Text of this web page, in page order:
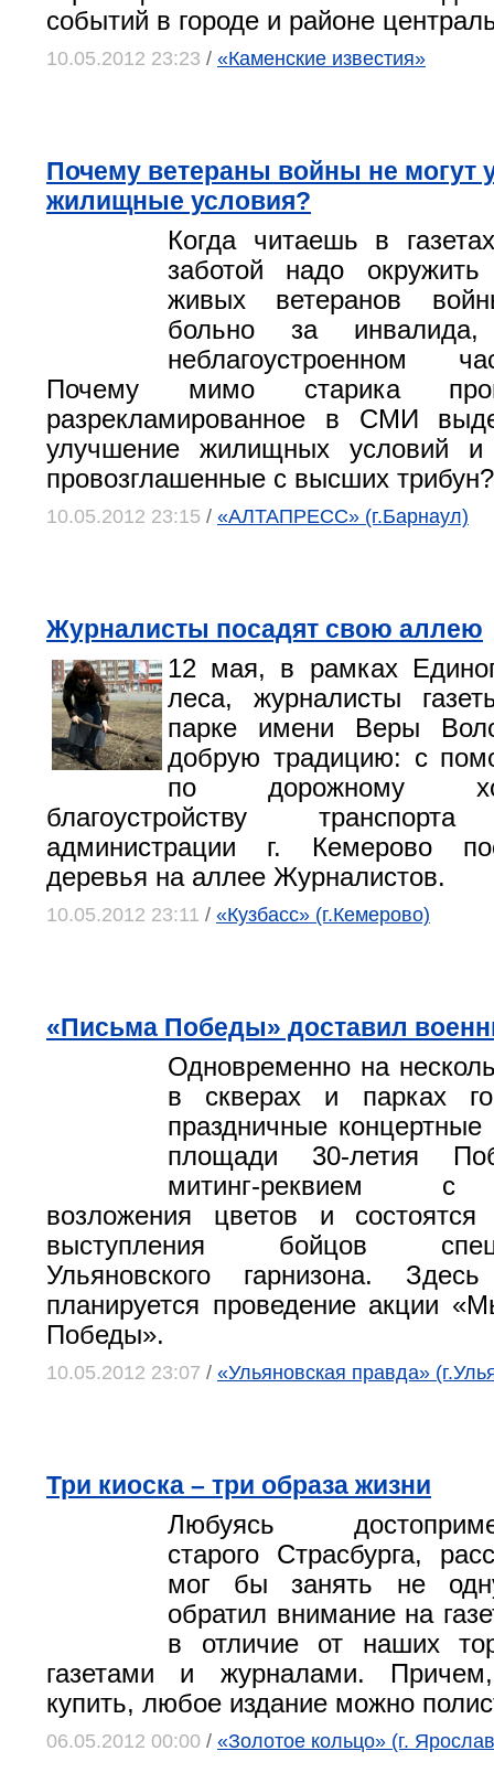
событий в городе и районе
10.05.2012 23:23 / «Каменские известия»
Почему ветераны войны не могут
жилищные условия?
Когда читаешь в
заботой надо
живых ветеранов
больно за
неблагоустроенном
Почему мимо старика
разрекламированное в СМИ
улучшение жилищных условий и
провозглашенные с высших трибун?
10.05.2012 23:15 / «АЛТАПРЕСС» (г.Барнаул)
Журналисты посадят свою аллею
12 мая, в рамках
леса, журналисты
парке имени Веры
добрую традицию: с
по дорожному
благоустройству
администрации г. Кемерово
деревья на аллее Журналистов.
10.05.2012 23:11 / «Кузбасс» (г.Кемерово)
«Письма Победы» доставил
Одновременно на
в скверах и парках
праздничные
площади 30-летия
митинг-реквием с
возложения цветов и состоятся
выступления бойцов
Ульяновского гарнизона.
планируется проведение акции
Победы».
10.05.2012 23:07 / «Ульяновская правда»
Три киоска – три образа жизни
Любуясь
старого Страсбурга,
мог бы занять не
обратил внимание на
в отличие от наших
газетами и журналами.
купить, любое издание можно
06.05.2012 00:00 / «Золотое кольцо» (г.